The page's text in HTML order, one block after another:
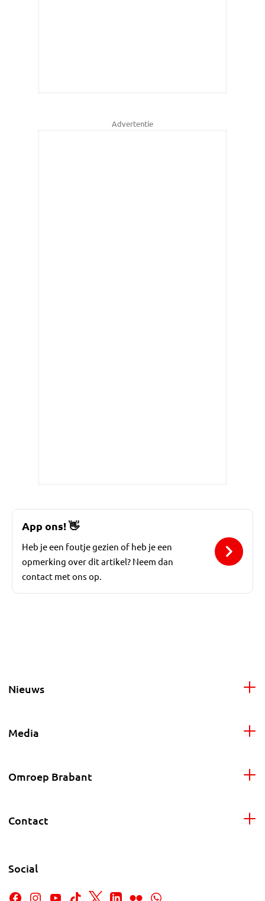
Advertentie
App ons!👋
Heb je een foutje gezien of heb je een
opmerking over dit artikel? Neem dan
contact met ons op.
Nieuws
Media
Omroep Brabant
Contact
Social